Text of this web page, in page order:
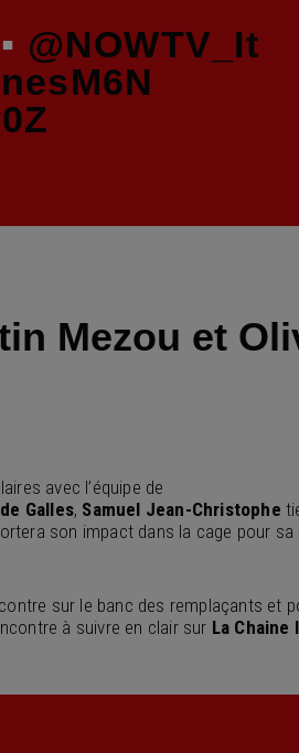
▪ @NOWTV_It
Mezou et
avec l’équipe de
Galles, Samuel Jean-Christophe
son impact dans la cage pour sa
sur le banc des remplaçants et
à suivre en clair sur La Chaine